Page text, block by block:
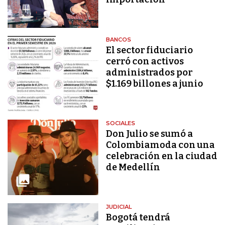
BANCOS
El sector fiduciario
cerró con activos
administrados por
$1.169 billones a junio
SOCIALES
Don Julio se sumó a
Colombiamoda con una
celebración en la ciudad
de Medellín
JUDICIAL
Bogotá tendrá